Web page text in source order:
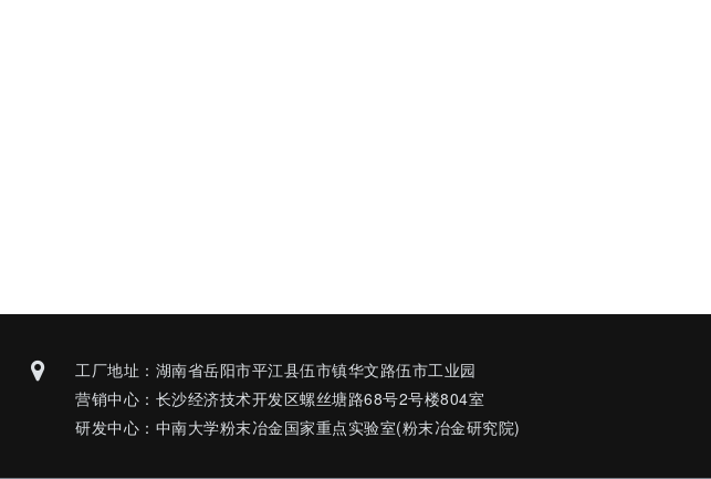
工厂地址：湖南省岳阳市平江县伍市镇华文路伍市工业园
营销中心：长沙经济技术开发区螺丝塘路68号2号楼804室
研发中心：中南大学粉末冶金国家重点实验室(粉末冶金研究院)